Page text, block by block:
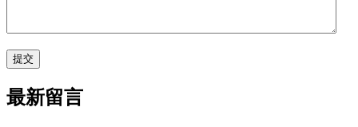
最新留言